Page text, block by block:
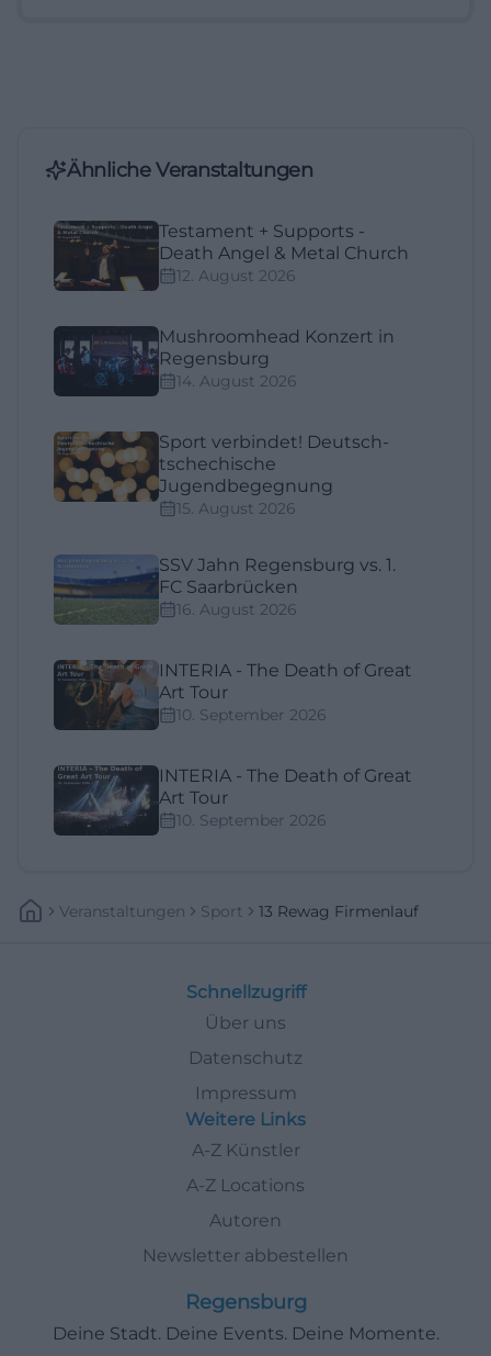
Ähnliche Veranstaltungen
Testament + Supports -
Death Angel & Metal Church
12. August 2026
Mushroomhead Konzert in
Regensburg
14. August 2026
Sport verbindet! Deutsch-
tschechische
Jugendbegegnung
15. August 2026
SSV Jahn Regensburg vs. 1.
FC Saarbrücken
16. August 2026
INTERIA - The Death of Great
Art Tour
10. September 2026
INTERIA - The Death of Great
Art Tour
10. September 2026
Veranstaltungen Sport 13 Rewag Firmenlauf
Schnellzugriff
Über uns
Datenschutz
Impressum
Weitere Links
A-Z Künstler
A-Z Locations
Autoren
Newsletter abbestellen
Regensburg
Deine Stadt. Deine Events. Deine Momente.